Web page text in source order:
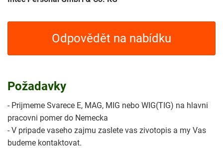
Odpovědět na nabídku
Požadavky
- Prijmeme Svarece E, MAG, MIG nebo WIG(TIG) na hlavni
pracovni pomer do Nemecka
- V pripade vaseho zajmu zaslete vas zivotopis a my Vas
budeme kontaktovat.